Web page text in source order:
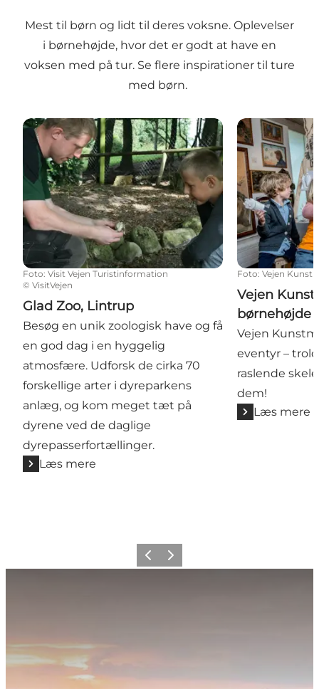
Mest til børn og lidt til deres voksne. Oplevelser
i børnehøjde, hvor det er godt at have en
voksen med på tur. Se flere inspirationer til ture
med børn.
Glad Zoo, Lintrup
Foto: Visit Vejen Turistinformation
© VisitVejen
Glad Zoo, Lintrup
Besøg en unik zoologisk have og få
en god dag i en hyggelig
atmosfære. Udforsk de cirka 70
forskellige arter i dyreparkens
anlæg, og kom meget tæt på
dyrene ved de daglige
dyrepasserfortællinger.
Læs mere
Vejen
Foto: Vejen
Vejen
børnehøjde
Vejen
eventyr –
raslende
dem!
Læs mere
Forrige billede
Næste billede